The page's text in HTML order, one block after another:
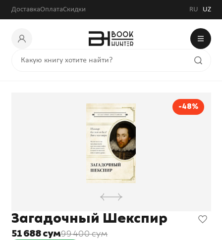
ДоставкаОплатаСкидки RU UZ
-48%
Загадочный Шекспир
51 688 сум99 400 сум